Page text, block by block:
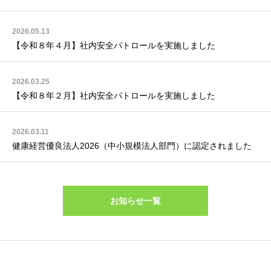
2026.05.13
【令和８年４月】社内安全パトロールを実施しました
2026.03.25
【令和８年２月】社内安全パトロールを実施しました
2026.03.11
健康経営優良法人2026（中小規模法人部門）に認定されました
お知らせ一覧